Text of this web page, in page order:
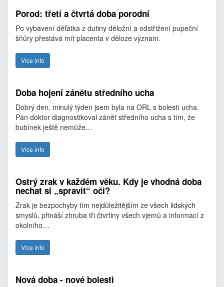
Porod: třetí a čtvrtá doba porodní
Po vybavení děťátka z dutiny děložní a odstřižení pupeční
šňůry přestává mít placenta v děloze význam.
Více info
Doba hojení zánětu středního ucha
Dobrý den, minulý týden jsem byla na ORL s bolestí ucha.
Pan doktor diagnostikoval zánět středního ucha s tím, že
bubínek ještě nemůže…
Více info
Ostrý zrak v každém věku. Kdy je vhodná doba
nechat si „spravit“ oči?
Zrak je bezpochyby tím nejdůležitějším ze všech lidských
smyslů, přináší zhruba tři čtvrtiny všech vjemů a informací z
okolního…
Více info
Nová doba - nové bolesti